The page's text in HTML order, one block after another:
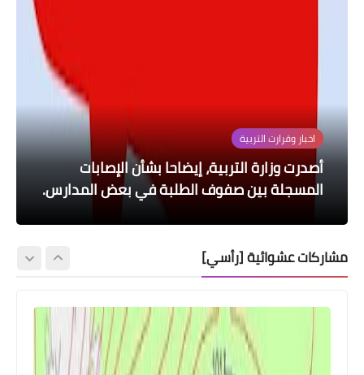
اخبار العامة
ارتفاع سعر صرف الدولار امام الدينار العراقي
السلف والقروض
الرافدين: ٤٪؜ فوائد تمنح للمواطنين المودعين
اموالهم
اخبار العامة
أقوى الترددات لجميع الأقمار 📡
اخبار وقرارت التربية
أصدرت وزارة التربية، إيضاحا بشأن الإصابات
المسجلة بين صفوف الطلبة في بعض المدارس.
السلف والقروض
مصرف الرشيد منح فوائد (٣،٥٪؜) على حسابات
التوفير في نهاية كل شهر للمواطنين المودعة
اموالهم لدى المصرف وتحتسب سنويا
مشاركات عشوائية [رأسي]